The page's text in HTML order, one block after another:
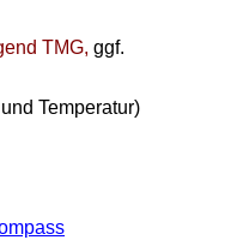
TMG, ggf.
Temperatur)